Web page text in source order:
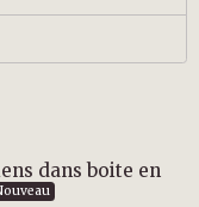
dans boite en